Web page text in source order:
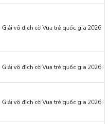
Giải vô địch cờ Vua trẻ quốc gia 2026
Giải vô địch cờ Vua trẻ quốc gia 2026
Giải vô địch cờ Vua trẻ quốc gia 2026